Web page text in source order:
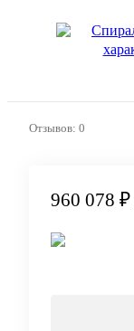
Отзывов: 0
960 078 ₽